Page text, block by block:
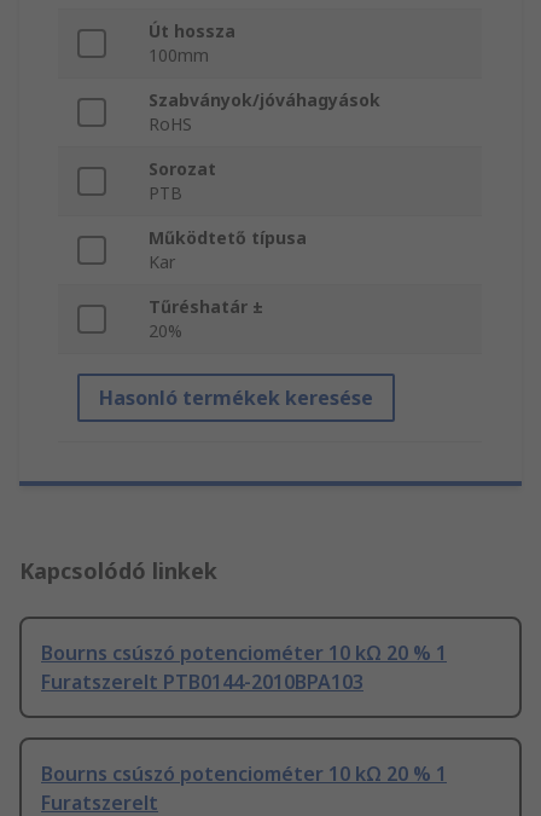
Út hossza
100mm
Szabványok/jóváhagyások
RoHS
Sorozat
PTB
Működtető típusa
Kar
Tűréshatár ±
20%
Hasonló termékek keresése
Kapcsolódó linkek
Bourns csúszó potenciométer 10 kΩ 20 % 1
Furatszerelt PTB0144-2010BPA103
Bourns csúszó potenciométer 10 kΩ 20 % 1
Furatszerelt